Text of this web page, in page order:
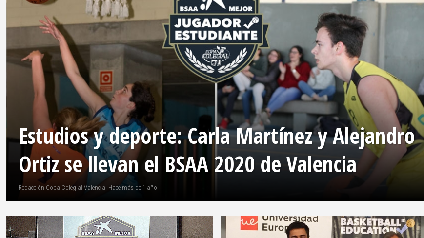
VIDEOS
ALL-
STAR
PEQUECOPA
Estudios y deporte: Carla Martínez y Alejandro
Ortiz se llevan el BSAA 2020 de Valencia
Redacción Copa Colegial Valencia. Hace más de 1 año